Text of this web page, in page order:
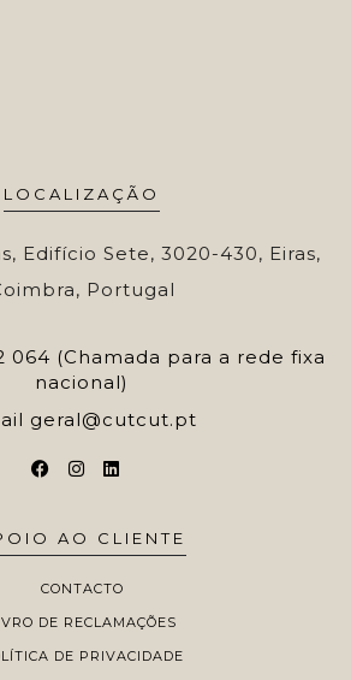
LOCALIZAÇÃO
Edifício Sete, 3020-430, Eiras,
Portugal
064 (Chamada para a rede fixa
nacional)
geral@cutcut.pt
AO CLIENTE
CONTACTO
DE RECLAMAÇÕES
DE PRIVACIDADE